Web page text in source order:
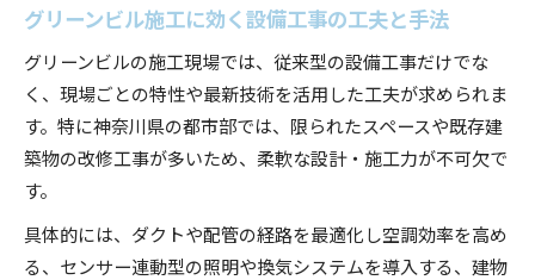
グリーンビル施工に効く設備工事の工夫と手法
グリーンビルの施工現場では、従来型の設備工事だけでな
く、現場ごとの特性や最新技術を活用した工夫が求められま
す。特に神奈川県の都市部では、限られたスペースや既存建
築物の改修工事が多いため、柔軟な設計・施工力が不可欠で
す。
具体的には、ダクトや配管の経路を最適化し空調効率を高め
る、センサー連動型の照明や換気システムを導入する、建物